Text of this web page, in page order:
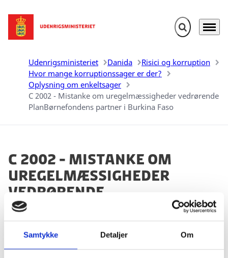
Samtykke Detaljer Om
Gå til forsiden Fold søgefelt
Menu
Udenrigsministeriet Danida
Risici og korruption
Hvor mange korruptionssager er der?
Oplysning om enkeltsager
C 2002 - Mistanke om uregelmæssigheder vedrørende
PlanBørnefondens partner i Burkina Faso
C 2002 - Mistanke om
uregelmæssigheder
vedrørende
PlanBørnefondens
partner i Burkina Faso
14.10.2025